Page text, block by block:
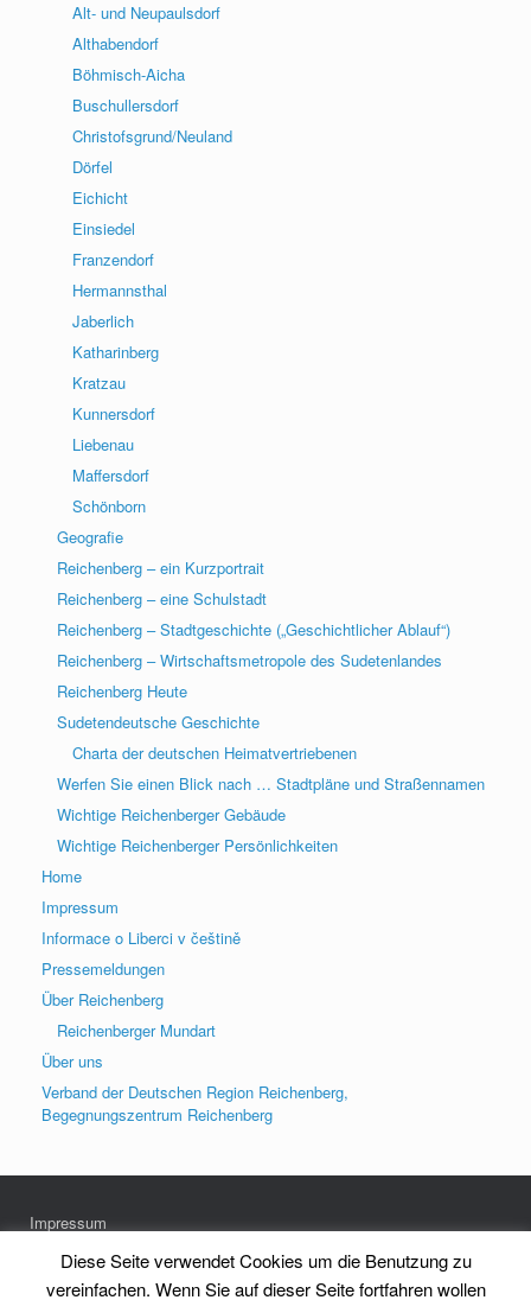
Alt- und Neupaulsdorf
Althabendorf
Böhmisch-Aicha
Buschullersdorf
Christofsgrund/Neuland
Dörfel
Eichicht
Einsiedel
Franzendorf
Hermannsthal
Jaberlich
Katharinberg
Kratzau
Kunnersdorf
Liebenau
Maffersdorf
Schönborn
Geografie
Reichenberg – ein Kurzportrait
Reichenberg – eine Schulstadt
Reichenberg – Stadtgeschichte („Geschichtlicher Ablauf“)
Reichenberg – Wirtschaftsmetropole des Sudetenlandes
Reichenberg Heute
Sudetendeutsche Geschichte
Charta der deutschen Heimatvertriebenen
Werfen Sie einen Blick nach … Stadtpläne und Straßennamen
Wichtige Reichenberger Gebäude
Wichtige Reichenberger Persönlichkeiten
Home
Impressum
Informace o Liberci v češtině
Pressemeldungen
Über Reichenberg
Reichenberger Mundart
Über uns
Verband der Deutschen Region Reichenberg,
Begegnungszentrum Reichenberg
Impressum
Datenschutz
Diese Seite verwendet Cookies um die Benutzung zu
vereinfachen. Wenn Sie auf dieser Seite fortfahren wollen